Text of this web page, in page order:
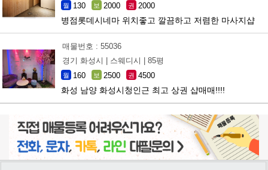
월 130 보 2000 권 2000
병점롯데시네마 위치좋고 깔끔하고 저렴한 마사지샵
매물번호 : 55036
경기 화성시 |
스웨디시 | 85평
월 160 보 2500 권 4500
화성 남양 화성시청인근 최고 상권 샵매매!!!!